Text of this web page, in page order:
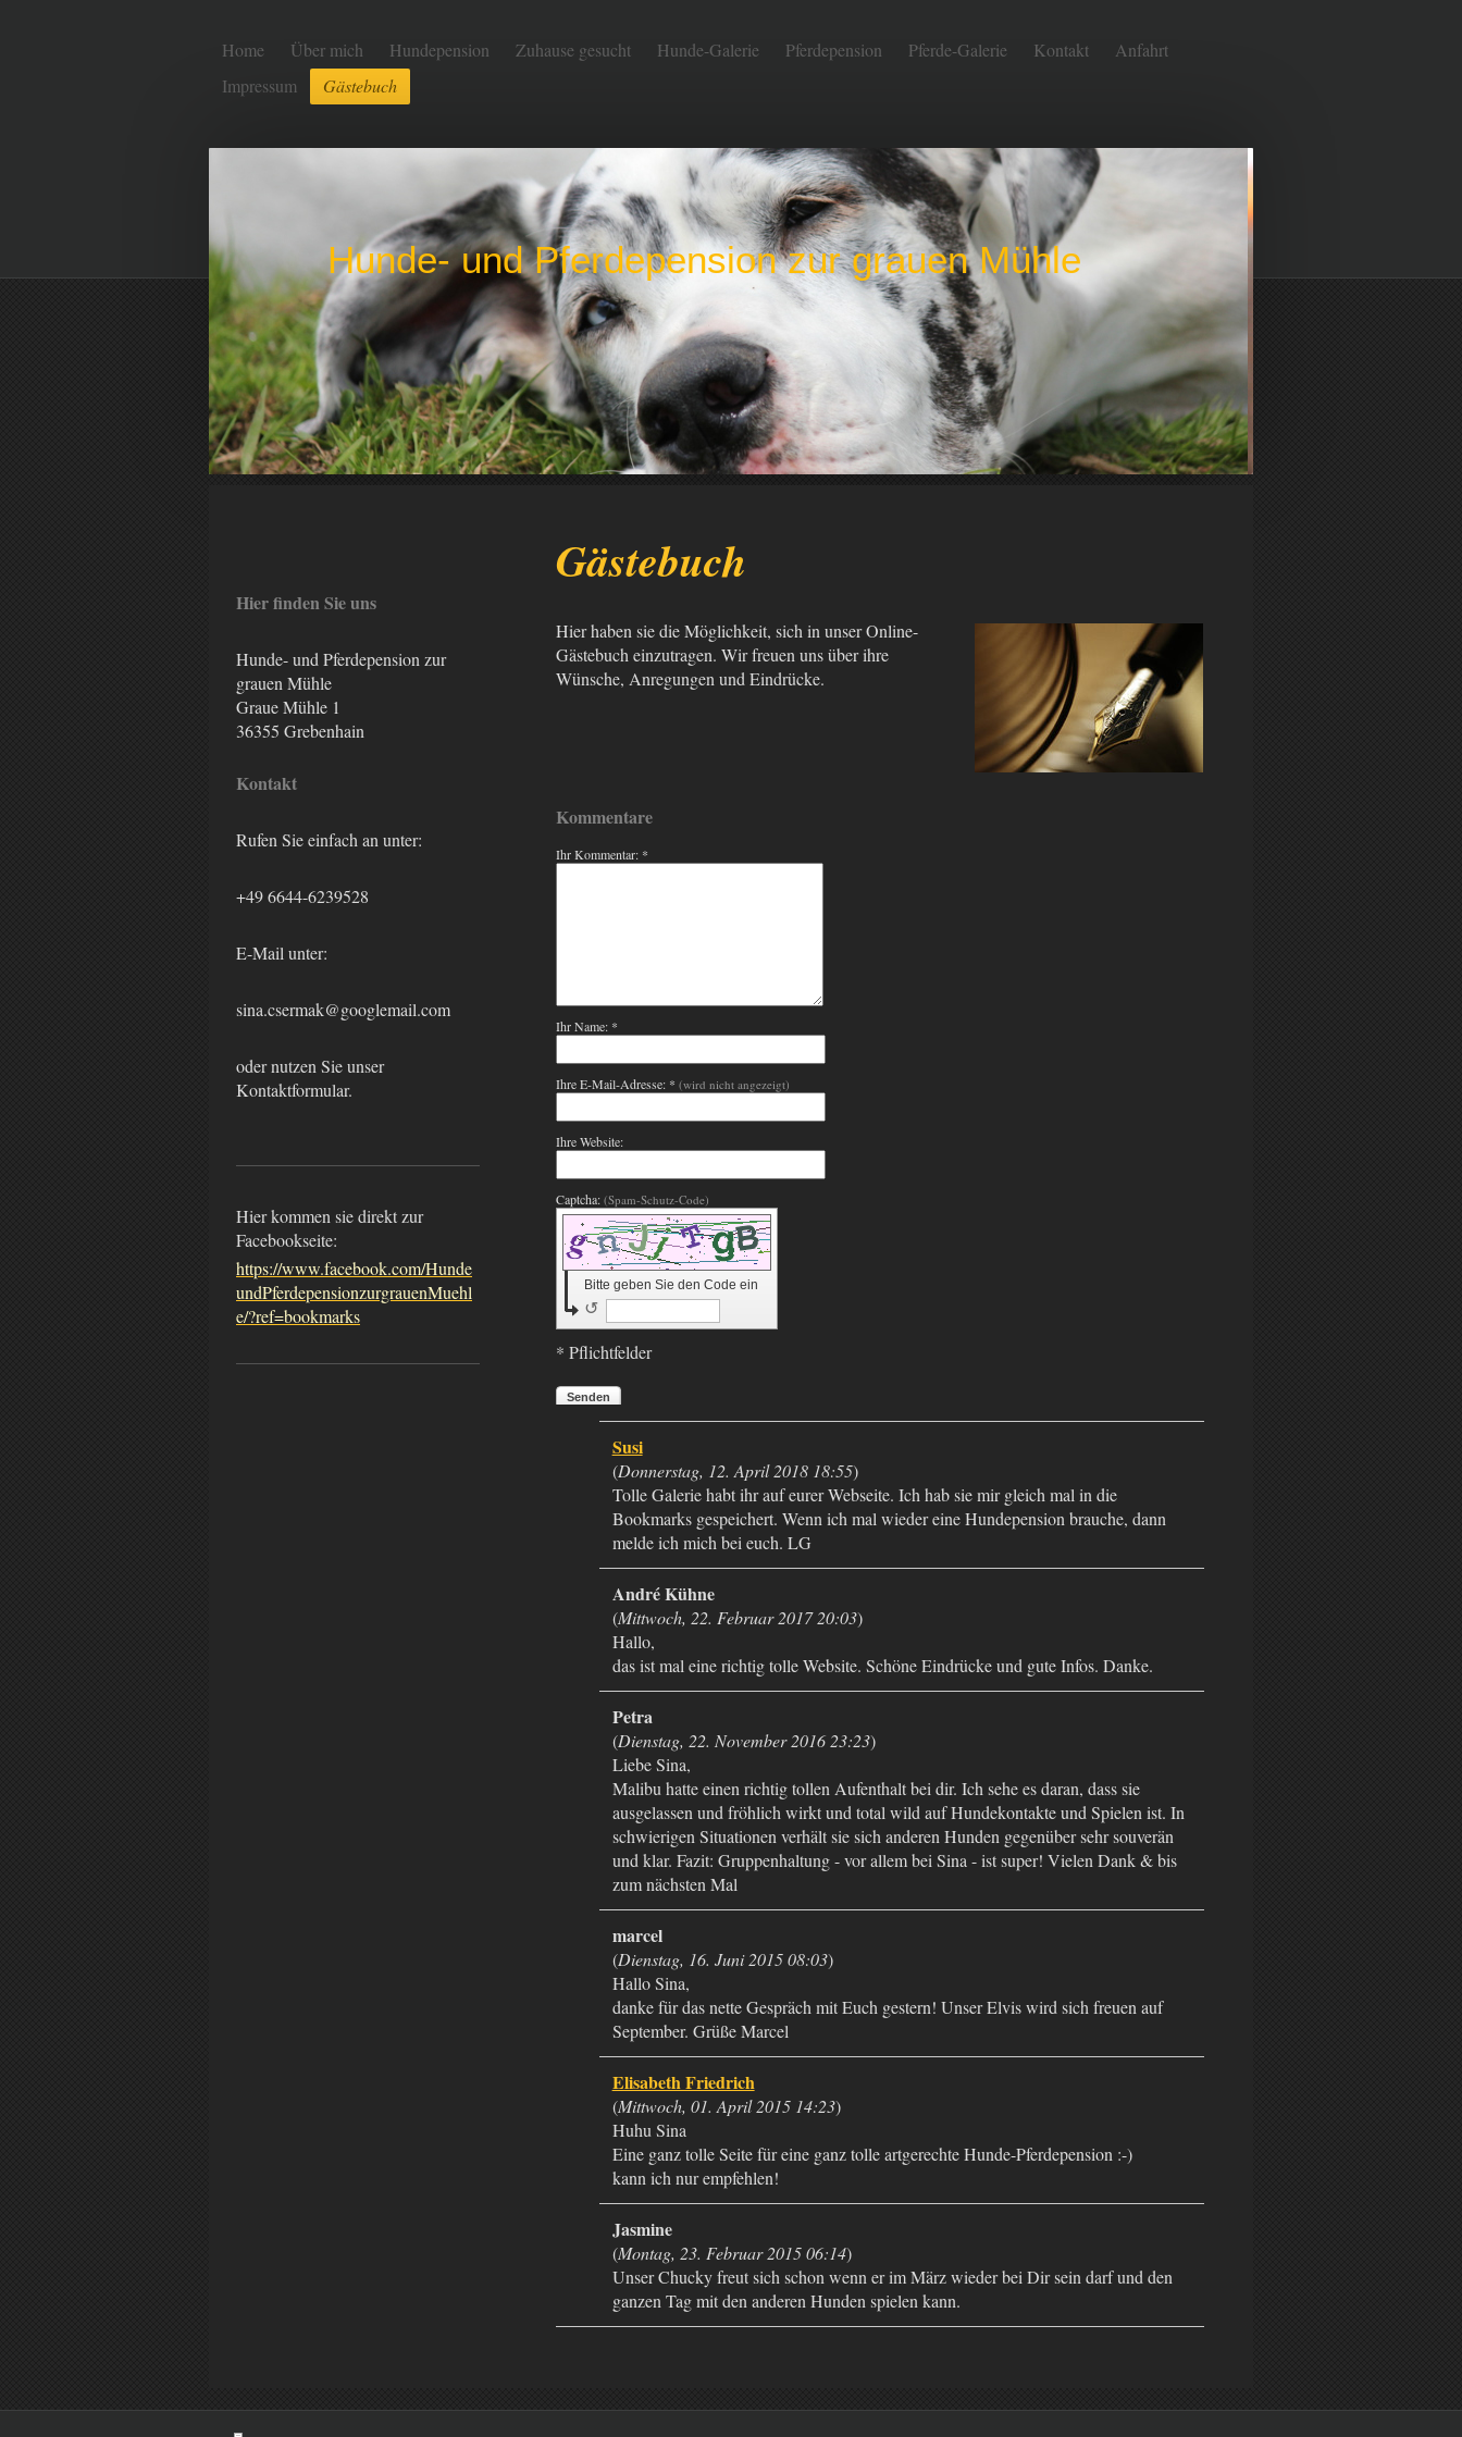
Home Über mich Hundepension Zuhause gesucht Hunde-Galerie Pferdepension Pferde-Galerie Kontakt
Anfahrt
Impressum
Gästebuch
Hunde- und Pferdepension zur grauen Mühle
Gästebuch
Hier haben sie die Möglichkeit, sich in unser Online-
Gästebuch einzutragen. Wir freuen uns über ihre
Wünsche, Anregungen und Eindrücke.
Kommentare
Ihr Kommentar: *
Ihr Name: *
Ihre E-Mail-Adresse: * (wird nicht angezeigt)
Ihre Website:
Captcha: (Spam-Schutz-Code)
Bitte geben Sie den Code ein
↺
* Pflichtfelder
Senden
Susi
(Donnerstag, 12. April 2018 18:55)
Tolle Galerie habt ihr auf eurer Webseite. Ich hab sie mir gleich mal in die
Bookmarks gespeichert. Wenn ich mal wieder eine Hundepension brauche, dann
melde ich mich bei euch. LG
André Kühne
(Mittwoch, 22. Februar 2017 20:03)
Hallo,
das ist mal eine richtig tolle Website. Schöne Eindrücke und gute Infos. Danke.
Petra
(Dienstag, 22. November 2016 23:23)
Liebe Sina,
Malibu hatte einen richtig tollen Aufenthalt bei dir. Ich sehe es daran, dass sie
ausgelassen und fröhlich wirkt und total wild auf Hundekontakte und Spielen ist. In
schwierigen Situationen verhält sie sich anderen Hunden gegenüber sehr souverän
und klar. Fazit: Gruppenhaltung - vor allem bei Sina - ist super! Vielen Dank & bis
zum nächsten Mal
marcel
(Dienstag, 16. Juni 2015 08:03)
Hallo Sina,
danke für das nette Gespräch mit Euch gestern! Unser Elvis wird sich freuen auf
September. Grüße Marcel
Elisabeth Friedrich
(Mittwoch, 01. April 2015 14:23)
Huhu Sina
Eine ganz tolle Seite für eine ganz tolle artgerechte Hunde-Pferdepension :-)
kann ich nur empfehlen!
Jasmine
(Montag, 23. Februar 2015 06:14)
Unser Chucky freut sich schon wenn er im März wieder bei Dir sein darf und den
ganzen Tag mit den anderen Hunden spielen kann.
Hier finden Sie uns
Hunde- und Pferdepension zur
grauen Mühle
Graue Mühle 1
36355 Grebenhain
Kontakt
Rufen Sie einfach an unter:
+49 6644-6239528
E-Mail unter:
sina.csermak@googlemail.com
oder nutzen Sie unser
Kontaktformular.
Hier kommen sie direkt zur
Facebookseite:
https://www.facebook.com/Hunde
undPferdepensionzurgrauenMuehl
e/?ref=bookmarks